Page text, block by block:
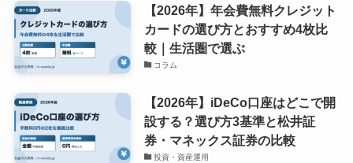
【2026年】年会費無料クレジット
カードの選び方とおすすめ4枚比
較｜生活圏で選ぶ
コラム
【2026年】iDeCo口座はどこで開
設する？選び方3基準と松井証
券・マネックス証券の比較
投資・資産運用